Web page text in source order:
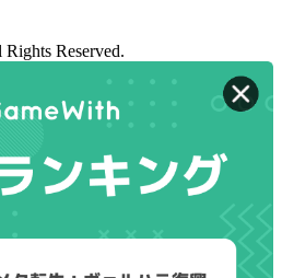
Rights Reserved.